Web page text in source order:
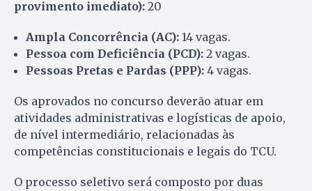
provimento imediato): 20
Ampla Concorrência (AC): 14 vagas.
Pessoa com Deficiência (PCD): 2 vagas.
Pessoas Pretas e Pardas (PPP): 4 vagas.
Os aprovados no concurso deverão atuar em
atividades administrativas e logísticas de apoio,
de nível intermediário, relacionadas às
competências constitucionais e legais do TCU.
O processo seletivo será composto por duas